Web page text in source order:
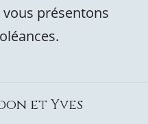
présentons
et Yves